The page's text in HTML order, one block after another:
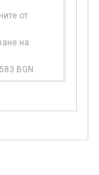
от
на
BGN